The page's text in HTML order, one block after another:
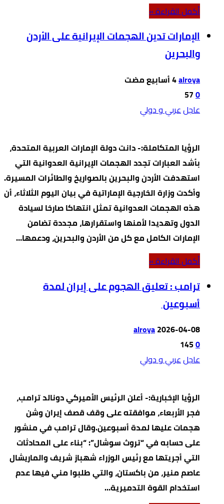
‫أكمل القراءة »‬
الإمارات تدين الهجمات الإيرانية على الأردن
والبحرين
alroya
0
57
عاجلعربي و دولي
الرؤيا المتكاملة:- دانت دولة الإمارات العربية المتحدة،
بأشد العبارات تجدد الهجمات الإيرانية العدوانية التي
استهدفت الأردن والبحرين بالصواريخ والطائرات المسيرة.
وأكدت وزارة الخارجية الإماراتية في بيان اليوم الثلاثاء، أن
هذه الهجمات العدوانية تمثل انتهاكا صارخا لسيادة
الدول وتهديدا لأمنها واستقرارها، مجددة تضامن
الإمارات الكامل مع كل من الأردن والبحرين، ودعمها…
‫أكمل القراءة »‬
ترامب : تعليق الهجوم على إيران لمدة
أسبوعين
alroya2026-04-08
0
145
عاجلعربي و دولي
الرؤيا الإخبارية:- أعلن الرئيس الأميركي دونالد ترامب،
فجر الأربعاء، موافقته على وقف قصف إيران وشن
هجمات عليها لمدة أسبوعين.وقال ترامب في منشور
على حسابه في “تروث سوشال”: “بناء على المحادثات
التي أجريتها ‌مع رئيس الوزراء ‌شهباز ⁠شريف والماريشال
عاصم منير، من باكستان، والتي طلبوا مني فيها عدم
استخدام ⁠القوة ‌التدميرية…